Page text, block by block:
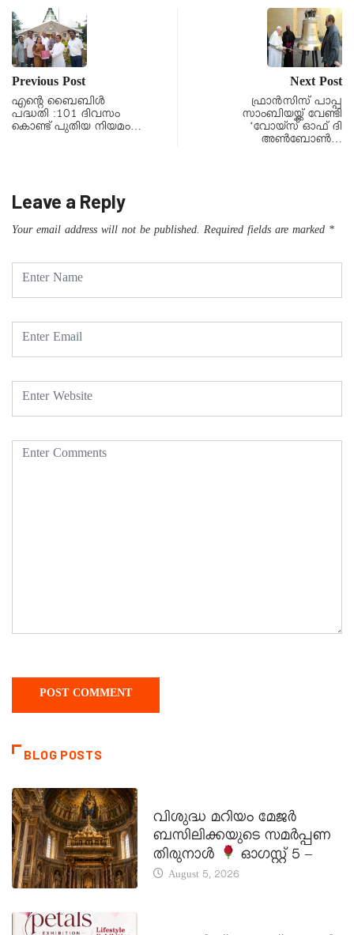
Previous Post
എന്റെ ബൈബിൾ
പദ്ധതി :101 ദിവസം
കൊണ്ട് പുതിയ നിയമം…
Next Post
ഫ്രാൻസിസ് പാപ്പ
സാംബിയയ്ക്ക് വേണ്ടി
‘വോയ്സ് ഓഫ് ദി
അൺബോൺ…
Leave a Reply
Your email address will not be published. Required fields are marked *
BLOG POSTS
വിശുദ്ധ മറിയം മേജർ
ബസിലിക്കയുടെ സമർപ്പണ
തിരുനാൾ
ഓഗസ്റ്റ് 5 –
August 5, 2026